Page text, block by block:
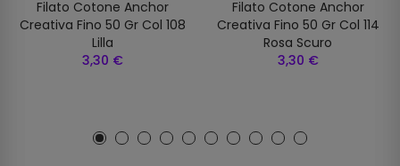
Filato Cotone Anchor
Creativa Fino 50 Gr Col 108
Lilla
3,30 €
Filato Cotone Anchor
Creativa Fino 50 Gr Col 114
Rosa Scuro
3,30 €